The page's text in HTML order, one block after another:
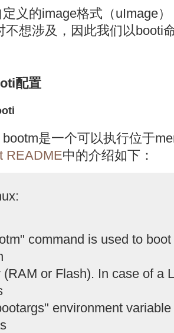
义的image格式（uImage
不想涉及，因此我们以booti
配置
是一个可以执行位于
README中的介绍如下：
command is used to
(RAM or Flash). In case of a
environment